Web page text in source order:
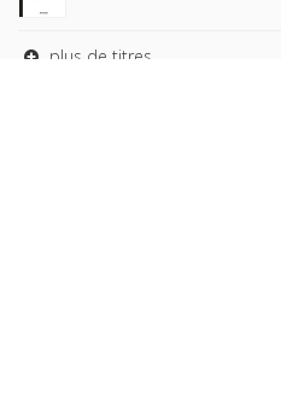
plus de titres